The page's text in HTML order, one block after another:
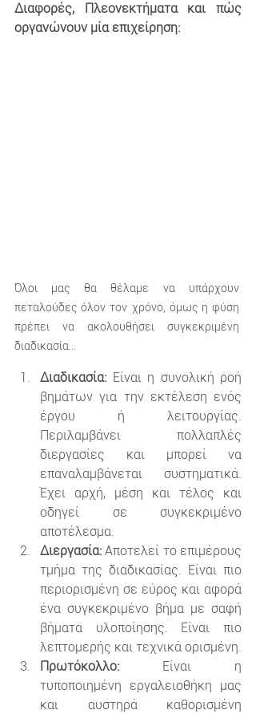
Διαφορές, Πλεονεκτήματα και πώς
οργανώνουν μία επιχείρηση:
Όλοι μας θα θέλαμε να υπάρχουν
πεταλούδες όλον τον χρόνο, όμως η φύση
πρέπει να ακολουθήσει συγκεκριμένη
διαδικασία...
Διαδικασία: Είναι η συνολική ροή
βημάτων για την εκτέλεση ενός
έργου ή λειτουργίας.
Περιλαμβάνει πολλαπλές
διεργασίες και μπορεί να
επαναλαμβάνεται συστηματικά.
Έχει αρχή, μέση και τέλος και
οδηγεί σε συγκεκριμένο
αποτέλεσμα.
Διεργασία: Αποτελεί το επιμέρους
τμήμα της διαδικασίας. Είναι πιο
περιορισμένη σε εύρος και αφορά
ένα συγκεκριμένο βήμα με σαφή
βήματα υλοποίησης. Είναι πιο
λεπτομερής και τεχνικά ορισμένη.
Πρωτόκολλο: Είναι η
τυποποιημένη εργαλειοθήκη μας
και αυστηρά καθορισμένη